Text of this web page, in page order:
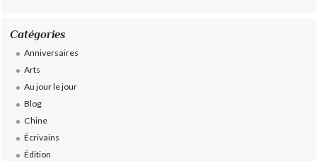
Catégories
Anniversaires
Arts
Au jour le jour
Blog
Chine
Écrivains
Édition